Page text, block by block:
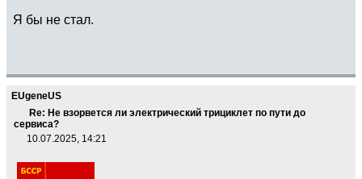
Я бы не стал.
EUgeneUS
Re: Не взорвется ли электрический трициклет по пути до
сервиса?
10.07.2025, 14:21